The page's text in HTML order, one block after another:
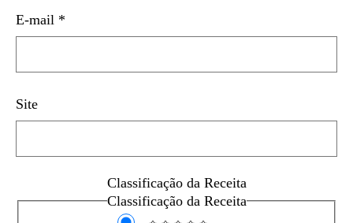
E-mail *
Site
Classificação da Receita
Classificação da Receita